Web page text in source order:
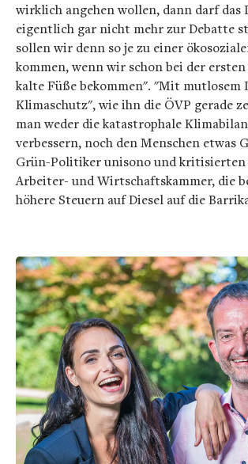
wirklich angehen wollen, dann darf das
eigentlich gar nicht mehr zur Debatte
sollen wir denn so je zu einer
kommen, wenn wir schon bei der
kalte Füße bekommen". "Mit mutlosem
Klimaschutz", wie ihn die ÖVP gerade
man weder die katastrophale
verbessern, noch den Menschen etwas
Grün-Politiker unisono und
Arbeiter- und Wirtschaftskammer, die
höhere Steuern auf Diesel auf die